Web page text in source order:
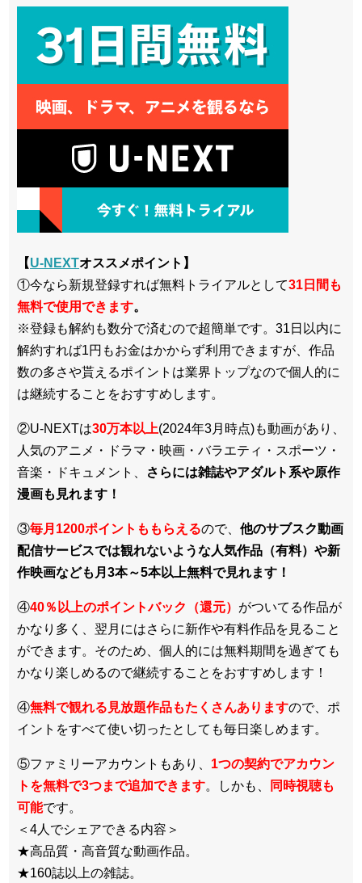
【U-NEXTオススメポイント】
①今なら新規登録すれば無料トライアルとして31日間も
無料で使用できます。
※登録も解約も数分で済むので超簡単です。31日以内に
解約すれば1円もお金はかからず利用できますが、作品
数の多さや貰えるポイントは業界トップなので個人的に
は継続することをおすすめします。
②U-NEXTは30万本以上(2024年3月時点)も動画があり、
人気のアニメ・ドラマ・映画・バラエティ・スポーツ・
音楽・ドキュメント、
さらには雑誌やアダルト系や原作
漫画も見れます！
③毎月1200ポイントももらえるので、 他のサブスク動画
配信サービスでは観れないような人気作品（有料）や新
作映画なども月3本～5本以上無料で見れます！
④40％以上のポイントバック（還元） がついてる作品が
かなり多く、翌月にはさらに新作や有料作品を見ること
ができます。そのため、個人的には無料期間を過ぎても
かなり楽しめるので継続することをおすすめします！
④無料で観れる見放題作品もたくさんありますので、ポ
イントをすべて使い切ったとしても毎日楽しめます。
⑤ファミリーアカウントもあり、 1つの契約でアカウン
トを無料で3つまで追加できます。しかも、
同時視聴も
可能です。
＜4人でシェアできる内容＞
★高品質・高音質な動画作品。
★160誌以上の雑誌。